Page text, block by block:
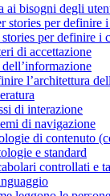
ai bisogni degli
stories per definire
per definire i
di accettazione
l’architettura
di interazione
di navigazione
di contenuto
e standard
controllati e